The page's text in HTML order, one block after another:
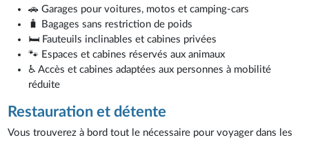
🚗 Garages pour voitures, motos et camping-cars
🧳 Bagages sans restriction de poids
🛏️ Fauteuils inclinables et cabines privées
🐾 Espaces et cabines réservés aux animaux
♿ Accès et cabines adaptées aux personnes à mobilité
réduite
Restauration et détente
Vous trouverez à bord tout le nécessaire pour voyager dans les